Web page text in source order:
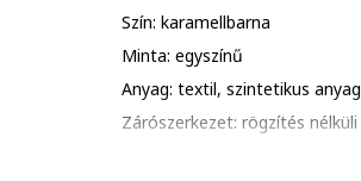
Szín: karamellbarna
Minta: egyszínű
Anyag: textil, szintetikus anyag
Zárószerkezet: rögzítés nélküli